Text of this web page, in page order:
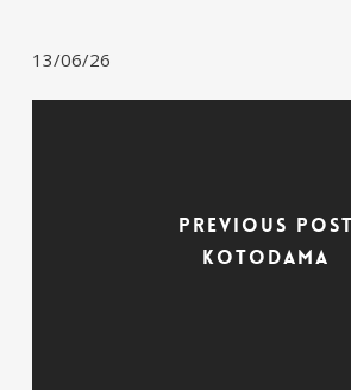
13/06/26
Previous Post
Kotodama